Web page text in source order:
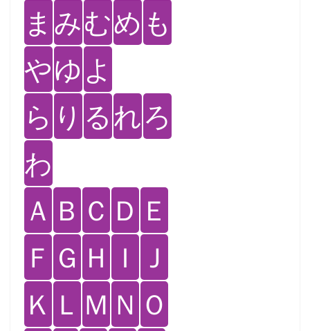
ま みむめ も
やゆ よ
ら り るれろ
わ
Ａ Ｂ Ｃ Ｄ Ｅ
Ｆ Ｇ Ｈ Ｉ Ｊ
Ｋ Ｌ Ｍ Ｎ Ｏ